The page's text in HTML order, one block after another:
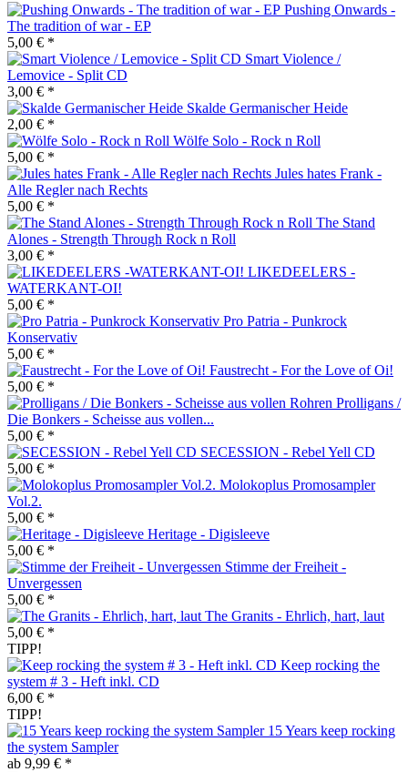
Pushing Onwards -
The tradition of war - EP
5,00 € *
Smart Violence /
Lemovice - Split CD
3,00 € *
Skalde Germanischer Heide
2,00 € *
Wölfe Solo - Rock n Roll
5,00 € *
Jules hates Frank -
Alle Regler nach Rechts
5,00 € *
The Stand
Alones - Strength Through Rock n Roll
3,00 € *
LIKEDEELERS -
WATERKANT-OI!
5,00 € *
Pro Patria - Punkrock
Konservativ
5,00 € *
Faustrecht - For the Love of Oi!
5,00 € *
Prolligans /
Die Bonkers - Scheisse aus vollen...
5,00 € *
SECESSION - Rebel Yell CD
5,00 € *
Molokoplus Promosampler
Vol.2.
5,00 € *
Heritage - Digisleeve
5,00 € *
Stimme der Freiheit -
Unvergessen
5,00 € *
The Granits - Ehrlich, hart, laut
5,00 € *
TIPP!
Keep rocking the
system # 3 - Heft inkl. CD
6,00 € *
TIPP!
15 Years keep rocking
the system Sampler
ab 9,99 € *